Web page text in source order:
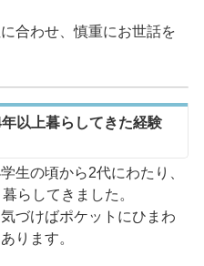
合わせ、慎重にお世話を
以上暮らしてきた経験
生の頃から2代にわたり、
らしてきました。
づけばポケットにひまわ
ります。